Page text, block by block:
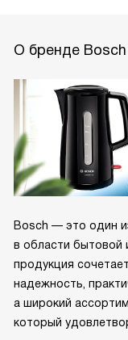
О бренде Bosch
Bosch — это один
в области бытовой
продукция
надежность,
а широкий
который